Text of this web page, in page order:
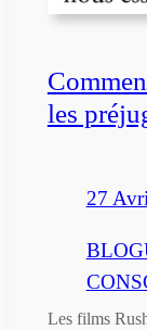
les
27
Les films